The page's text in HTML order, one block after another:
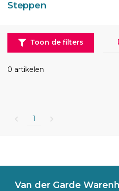
Steppen
0 artikelen
1
Toon de filters
Van der Garde